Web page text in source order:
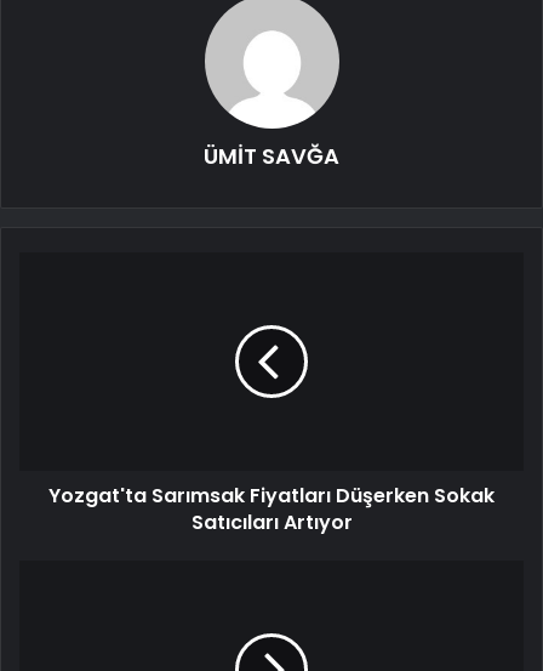
ÜMİT SAVĞA
Yozgat'ta Sarımsak Fiyatları Düşerken Sokak
Satıcıları Artıyor